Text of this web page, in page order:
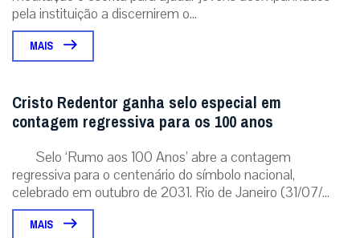
pela instituição a discernirem o...
MAIS
Cristo Redentor ganha selo especial em
contagem regressiva para os 100 anos
Selo ‘Rumo aos 100 Anos’ abre a contagem
regressiva para o centenário do símbolo nacional,
celebrado em outubro de 2031. Rio de Janeiro (31/07/...
MAIS